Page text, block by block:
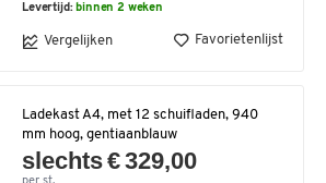
Levertijd: binnen 2 weken
Vergelijken Favorietenlijst
Ladekast A4, met 12 schuifladen, 940
mm hoog, gentiaanblauw
slechts € 329,00